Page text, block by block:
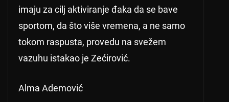
imaju za cilj aktiviranje đaka da se bave
sportom, da što više vremena, a ne samo
tokom raspusta, provedu na svežem
vazuhu istakao je Zećirović.
Alma Ademović